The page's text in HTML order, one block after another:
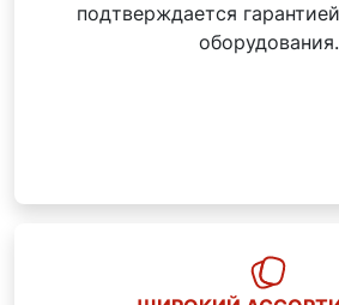
подтверждается
оборудования.